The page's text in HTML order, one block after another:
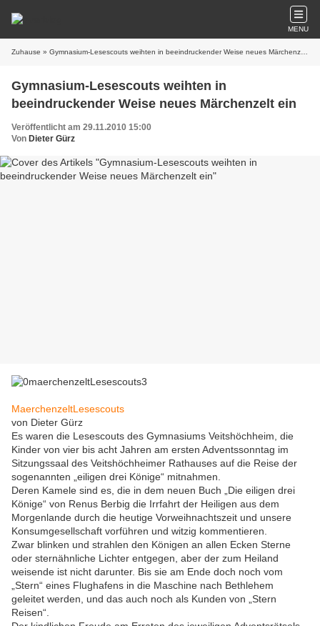
MENU
Zuhause » Gymnasium-Lesescouts weihten in beeindruckender Weise neues Märchenzelt ein
Gymnasium-Lesescouts weihten in
beeindruckender Weise neues Märchenzelt ein
Veröffentlicht am 29.11.2010 15:00
Von Dieter Gürz
MaerchenzeltLesescouts
von Dieter Gürz
Es waren die Lesescouts des Gymnasiums Veitshöchheim, die
Kinder von vier bis acht Jahren am ersten Adventssonntag im
Sitzungssaal des Veitshöchheimer Rathauses auf die Reise der
sogenannten „eiligen drei Könige“ mitnahmen.
Deren Kamele sind es, die in dem neuen Buch „Die eiligen drei
Könige“ von Renus Berbig die Irrfahrt der Heiligen aus dem
Morgenlande durch die heutige Vorweihnachtszeit und unsere
Konsumgesellschaft vorführen und witzig kommentieren.
Zwar blinken und strahlen den Königen an allen Ecken Sterne
oder sternähnliche Lichter entgegen, aber der zum Heiland
weisende ist nicht darunter. Bis sie am Ende doch noch vom
„Stern“ eines Flughafens in die Maschine nach Bethlehem
geleitet werden, und das auch noch als Kunden von „Stern
Reisen“.